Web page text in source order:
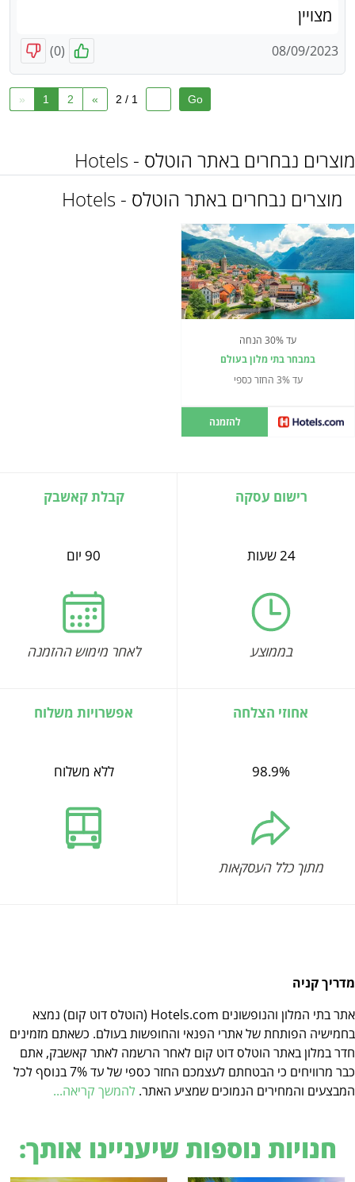
מצויין
08/09/2023
(
0
)
« 1 2 » 1 / 2
מוצרים נבחרים באתר הוטלס - Hotels
מוצרים נבחרים באתר הוטלס - Hotels
עד 30% הנחה
במבחר בתי מלון בעולם
עד 3% החזר כספי
להזמנה
רישום עסקה
24 שעות
בממוצע
קבלת קאשבק
90 יום
לאחר מימוש ההזמנה
אחוזי הצלחה
98.9%
מתוך כלל העסקאות
אפשרויות משלוח
ללא משלוח
מדריך קניה
אתר בתי המלון והנופשונים Hotels.com (הוטלס דוט קום) נמצא
בחמישיה הפותחת של אתרי הפנאי והחופשות בעולם. כשאתם מזמינים
חדר במלון באתר הוטלס דוט קום לאחר הרשמה לאתר קאשבק, אתם
כבר מרוויחים כי הבטחתם לעצמכם החזר כספי של עד 7% בנוסף לכל
המבצעים והמחירים הנמוכים שמציע האתר. להמשך קריאה...
חנויות נוספות שיעניינו אותך: